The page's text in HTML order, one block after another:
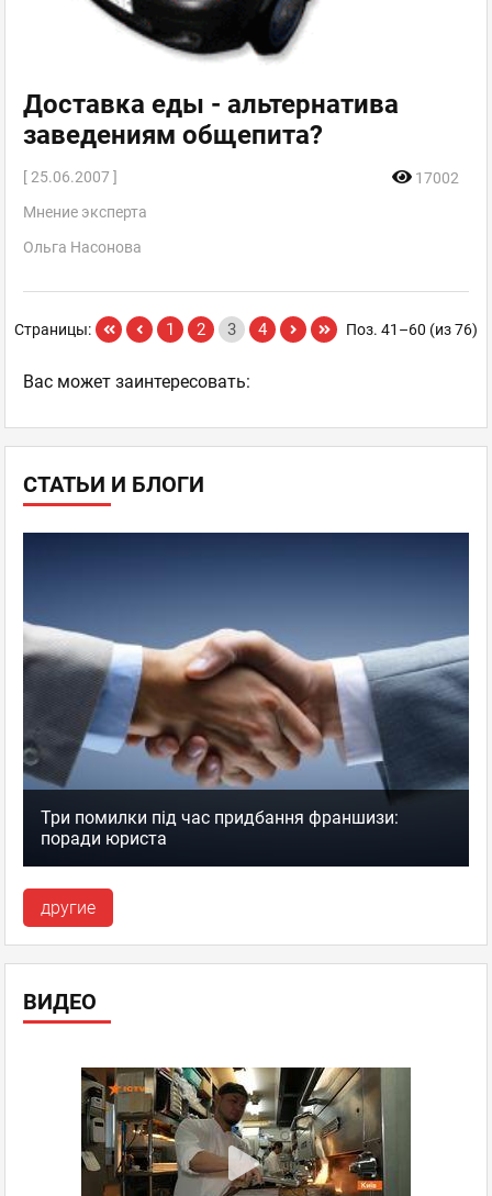
СТАТЬИ И БЛОГИ
Три помилки під час придбання франшизи:
поради юриста
другие
ВИДЕО
Доставка еды - альтернатива
заведениям общепита?
[ 25.06.2007 ]
17002
Мнение эксперта
Ольга Насонова
Поз. 41–60 (из 76)
Страницы: 1 2 3 4
Ваc может заинтересовать: